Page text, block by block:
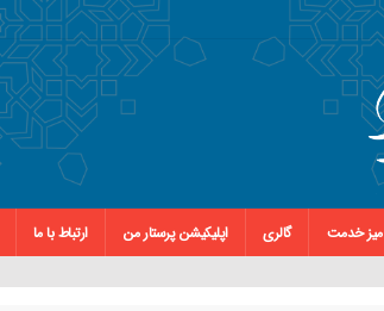
میز خدمت گالری اپلیکیشن پرستار من ارتباط با ما